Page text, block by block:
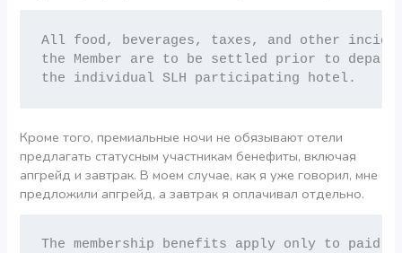
All food, beverages, taxes, and other
the Member are to be settled prior to
the individual SLH participating hotel.
Кроме того, премиальные ночи не обязывают отели
предлагать статусным участникам бенефиты, включая
апгрейд и завтрак. В моем случае, как я уже говорил, мне
предложили апгрейд, а завтрак я оплачивал отдельно.
The membership benefits apply only to paid